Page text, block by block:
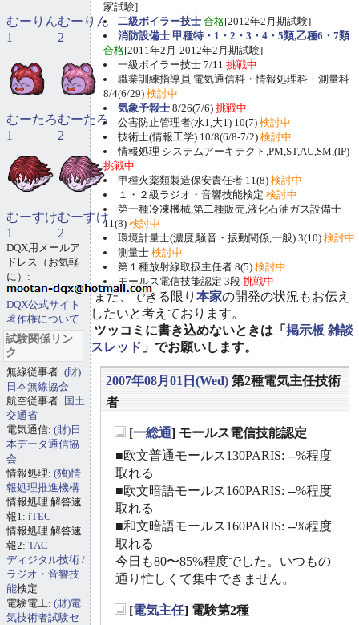
家試験]
二級ボイラー技士 合格[2012年2月期試験]
消防設備士 甲種特・1・2・3・4・5類,乙種6・7類
合格[2011年2月-2012年2月期試験]
一級ボイラー技士 7/11 挑戦中
職業訓練指導員 電気通信科・情報処理科・測量科
8/4(6/29) 検討中
気象予報士 8/26(7/6) 挑戦中
公害防止管理者(水1,大1) 10(7) 検討中
技術士(情報工学) 10/8(6/8-7/2) 検討中
情報処理 システムアーキテクト,PM,ST,AU,SM,(IP)
挑戦中
甲種火薬類製造保安責任者 11(8) 検討中
１・２級ラジオ・音響技能検定 検討中
第一種冷凍機械,第二種販売,液化石油ガス設備士
11(8) 検討中
環境計量士(濃度,騒音・振動関係,一般) 3(10) 検討中
測量士 検討中
第１種放射線取扱主任者 8(5) 検討中
モールス電信技能認定 3段 挑戦中
また、できる限り 本家の開発の状況もお伝え
したいと考えております。
ツッコミに書き込めないときは「 掲示板 雑談
スレッド 」でお願いします。
2007年08月01日(Wed) 第2種電気主任技術
者
[一総通] モールス電信技能認定
■欧文普通モールス130PARIS: --%程度
取れる
■欧文暗語モールス160PARIS: --%程度
取れる
■和文暗語モールス160PARIS: --%程度
取れる
今日も80〜85%程度でした。いつもの
通り忙しくて集中できません。
[電気主任] 電験第2種
むーりん
1
むーりん
2
むーたろ
1
むーたろ
2
むーすけ
1
むーすけ
2
DQX用メールア
ドレス（お気軽
に）:
DQX公式サイト
著作権について
試験関係リン
ク
無線従事者: (財)
日本無線協会
航空従事者: 国土
交通省
電気通信: (財)日
本データ通信協
会
情報処理: (独)情
報処理推進機構
情報処理 解答速
報1: iTEC
情報処理 解答速
報2: TAC
ディジタル技術 /
ラジオ・音響技
能検定
電験電工: (財)電
気技術者試験セ